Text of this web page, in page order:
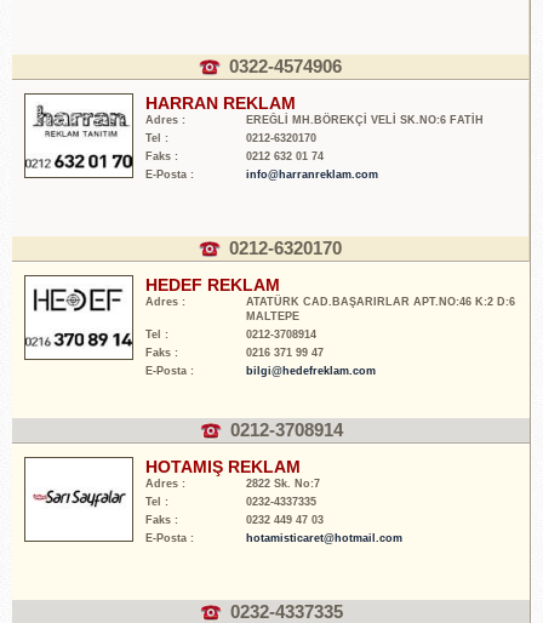
0322-4574906
HARRAN REKLAM
Adres :
EREĞLİ MH.BÖREKÇİ VELİ SK.NO:6 FATİH
Tel :
0212-6320170
Faks :
0212 632 01 74
E-Posta :
info@harranreklam.com
0212-6320170
HEDEF REKLAM
Adres :
ATATÜRK CAD.BAŞARIRLAR APT.NO:46 K:2 D:6
MALTEPE
Tel :
0212-3708914
Faks :
0216 371 99 47
E-Posta :
bilgi@hedefreklam.com
0212-3708914
HOTAMIŞ REKLAM
Adres :
2822 Sk. No:7
Tel :
0232-4337335
Faks :
0232 449 47 03
E-Posta :
hotamisticaret@hotmail.com
0232-4337335